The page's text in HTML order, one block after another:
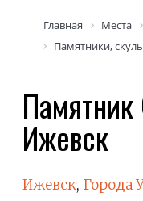
Главная Места
Памятники,
Ижевск
Ижевск, Города